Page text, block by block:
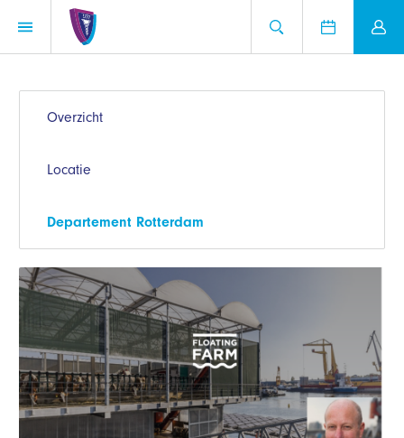
Overzicht
Locatie
Departement Rotterdam